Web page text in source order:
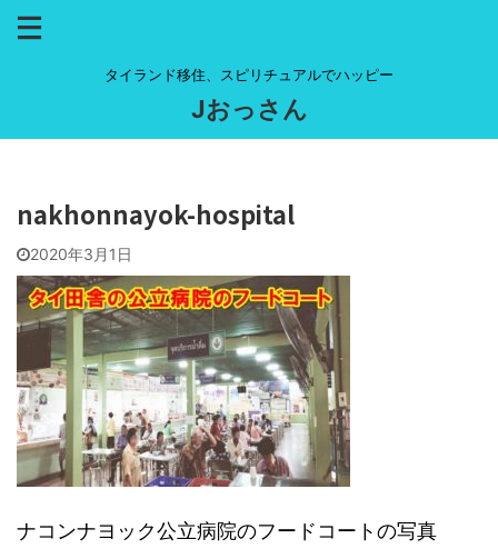
タイランド移住、スピリチュアルでハッピー
Jおっさん
nakhonnayok-hospital
2020年3月1日
ナコンナヨック公立病院のフードコートの写真